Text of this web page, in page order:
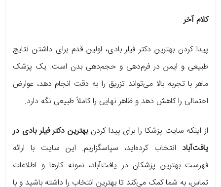
کلام آخر
پیدا کردن بهترین دکتر فیلر بادی، اولین قدم برای داشتن نتایج
طبیعی و ایمن در فرم‌دهی و حجم‌دهی بدن است. یک پزشک
ماهر با تجربه بالا می‌تواند تزریق را به دقت انجام دهد، عوارض
احتمالی را کاهش دهد و ظاهر نهایی را کاملاً طبیعی نگه دارد.
از اینکه سایت پزشکا را برای پیدا کردنبهترین دکتر فیلر بادی در
یافت‌آباد انتخاب کرده‌اید، سپاسگزاریم. این سایت با ارائه
فهرست بهترین پزشکان در یافت‌آباد، نمونه کارها و اطلاعات
تماس، به شما کمک می‌کند تا بهترین انتخاب را داشته باشید و با